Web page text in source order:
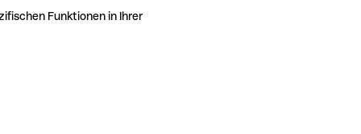
Funktionen in Ihrer